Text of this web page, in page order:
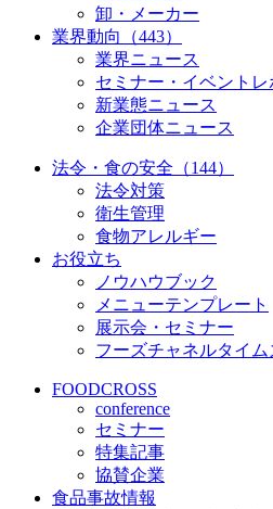
卸・メーカー
業界動向（443）
業界ニュース
セミナー・イベントレ
新業態ニュース
企業団体ニュース
法令・食の安全（144）
法令対策
衛生管理
食物アレルギー
お役立ち
ノウハウブック
メニューテンプレート
展示会・セミナー
フーズチャネルタイム
FOODCROSS
conference
セミナー
特集記事
協賛企業
食品事故情報